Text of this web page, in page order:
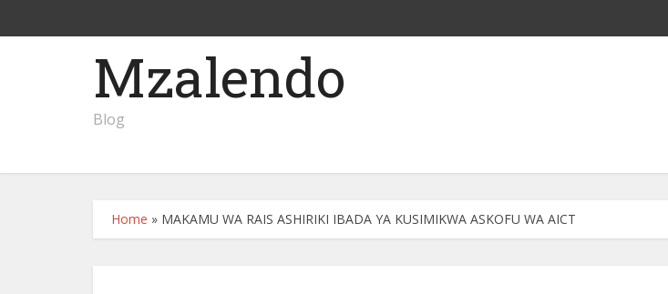
Mzalendo
Blog
Home » MAKAMU WA RAIS ASHIRIKI IBADA YA KUSIMIKWA ASKOFU WA AICT